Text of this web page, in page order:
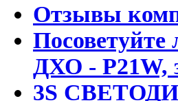
Отзывы
ДХО - P21W,
3S